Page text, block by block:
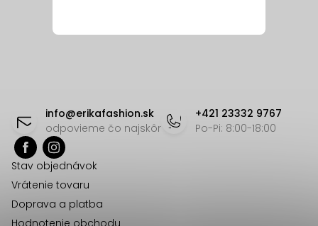
info@erikafashion.sk
odpovieme čo najskôr
+421 23332 9767
Po-Pi: 8:00-18:00
Stav objednávok
Vrátenie tovaru
Doprava a platba
Hodnotenie obchodu